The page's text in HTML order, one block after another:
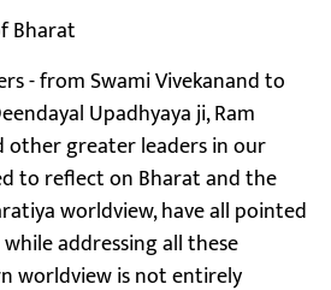
Bharat
- from Swami Vivekanand to
Upadhyaya ji, Ram
other greater leaders in our
to reflect on Bharat and the
worldview, have all pointed
addressing all these
worldview is not entirely